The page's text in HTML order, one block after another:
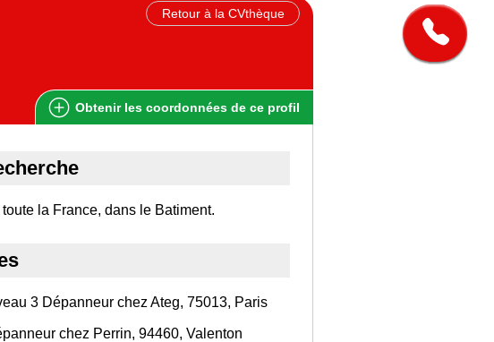
Retour à la CVthèque
Obtenir les coordonnées de ce profil
la France, dans le Batiment.
3 Dépanneur chez Ateg, 75013, Paris
chez Perrin, 94460, Valenton